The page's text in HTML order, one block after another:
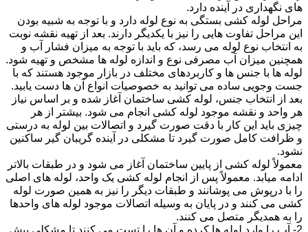
های نگهداری در آینده دارد.
مراحل لوله کشی بستگی به نوع لوله دارد و با توجه به شبیه بودن
این مراحل تفاوت هایی را نیز با یکدیگر دارند. بعد از تهیه نقشه نوبت
به انتخاب نوع لوله می رسد، که باید با توجه به میزان فشار آب و
همچنین میزان آب مصرفی نوع و اندازه لوله ها مشخص و تهیه شود.
لوله ها با جنس ها و کاربردهای مختلف در بازار موجود هستند که با
جست وجویی ساده می توانید به خصوصیات انواع آن ها دست یابید.
بعد از انتخاب جنس، لوله کشی ساختمان آغاز شده و بر اساس نیاز
هر واحد و نقشه موجود لوله کشی انجام می شود. بیشتر از هر
چیزی باید این کار با دقت صورت گیرد و اتصالات بین لوله به درستی
و ظرافت کامل صورت گیرد تا مشکلی در آینده گریبان گیر ساکنین
نشود.
معمولاً لوله کشی از پایین ساختمان آغاز می شود و در طبقات بالاتر
ادامه میابد. معمولاً پس از انجام لوله کشی یک واحد، لوله های اصلی
را با درپوش می پوشانند و طبقات دیگر را نیز به همین صورت لوله
کشی می کنند و در پایان به وسیله اتصالات موجود لوله های واحدها
را به همدیگر متصل می کنند.
2- آب را وارد لوله ها کرده و آن ها را تست می کنند تا مشکلی پیش